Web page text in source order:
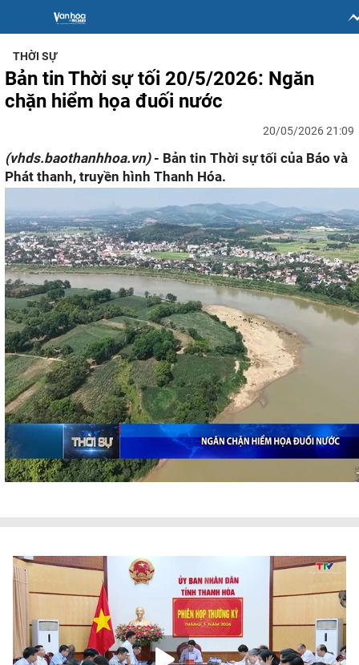
THỜI SỰ
Bản tin Thời sự tối 20/5/2026: Ngăn
chặn hiểm họa đuối nước
20/05/2026 21:09
(vhds.baothanhhoa.vn)- Bản tin Thời sự tối của Báo và
Phát thanh, truyền hình Thanh Hóa.